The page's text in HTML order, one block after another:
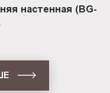
настенная (BG-